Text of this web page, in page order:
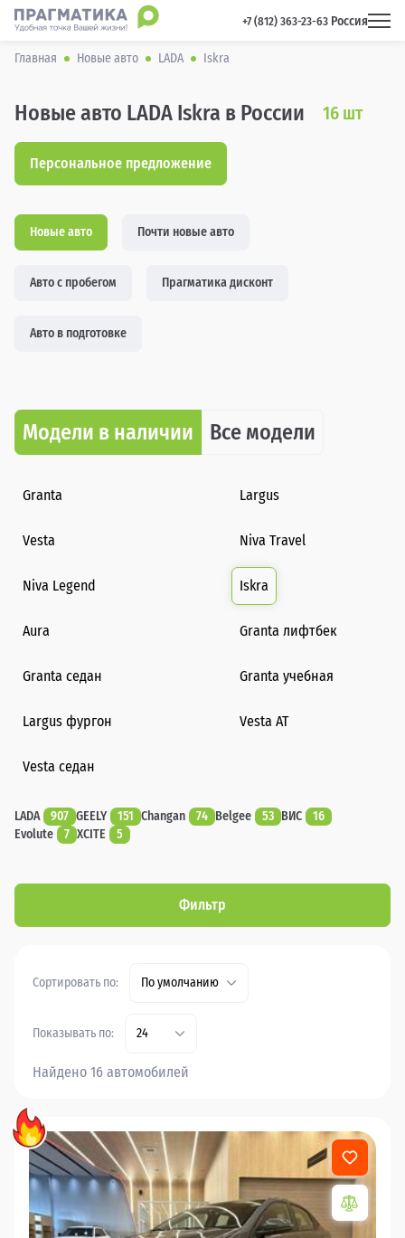
+7 (812) 363-23-63 Россия
Главная Новые авто LADA Iskra
Новые авто LADA Iskra в России 16 шт
Персональное предложение
Новые авто Почти новые авто
Авто с пробегом Прагматика дисконт
Авто в подготовке
Модели в наличии Все модели
Granta Largus
Vesta Niva Travel
Niva Legend Iskra
Aura Granta лифтбек
Granta седан Granta учебная
Largus фургон Vesta AT
Vesta седан
LADA 907 GEELY 151 Changan 74 Belgee 53 ВИС
16
Evolute
7 XCITE 5
Фильтр
Сортировать по: По умолчанию
Показывать по: 24
Найдено 16 автомобилей